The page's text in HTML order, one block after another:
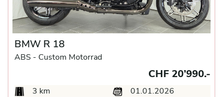
BMW R 18
ABS - Custom Motorrad
CHF 20’990.-
3 km
01.01.2026